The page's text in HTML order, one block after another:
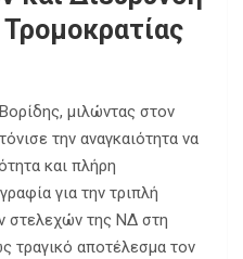
μιλώντας στον
την αναγκαιότητα να
και πλήρη
για την τριπλή
στελεχών της ΝΔ στη
τραγικό αποτέλεσμα τον